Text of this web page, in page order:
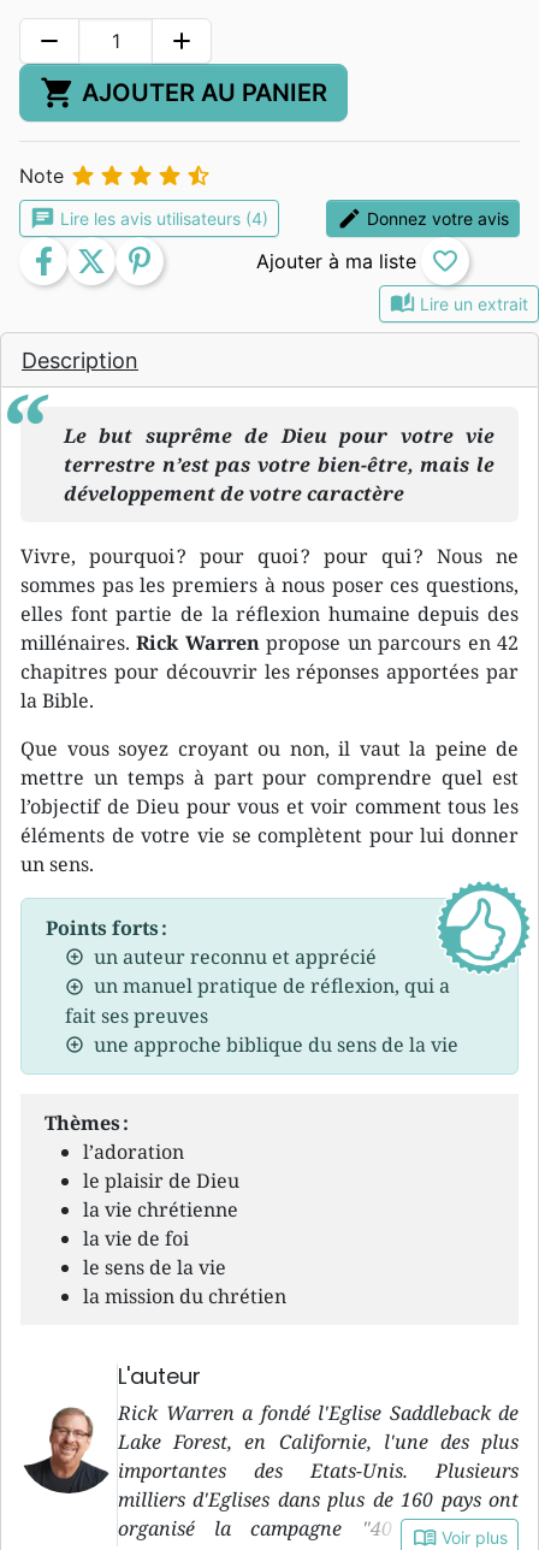
auto_stories Lire un extrait
Description
Le but suprême de Dieu pour votre vie
terrestre n’est pas votre bien-être, mais le
développement de votre caractère
Vivre, pourquoi ? pour quoi ? pour qui ? Nous ne
sommes pas les premiers à nous poser ces questions,
elles font partie de la réflexion humaine depuis des
millénaires.Rick Warrenpropose un parcours en 42
chapitres pour découvrir les réponses apportées par
la Bible.
Que vous soyez croyant ou non, il vaut la peine de
mettre un temps à part pour comprendre quel est
l’objectif de Dieu pour vous et voir comment tous les
éléments de votre vie se complètent pour lui donner
un sens.
Points forts :
un auteur reconnu et apprécié
un manuel pratique de réflexion, qui a
fait ses preuves
une approche biblique du sens de la vie
Thèmes :
l’adoration
le plaisir de Dieu
la vie chrétienne
la vie de foi
le sens de la vie
la mission du chrétien
L'auteur
Rick Warren a fondé l'Eglise Saddleback de
Lake Forest, en Californie, l'une des plus
importantes des Etats-Unis. Plusieurs
milliers d'Eglises dans plus de 160 pays ont
organisé la campagne "40 jours pour
book_open Voir plus
remove add
shopping_cart AJOUTER AU PANIER
Note     
chat Lire les avis utilisateurs (4) edit Donnez votre avis
facebook twitter pinterest favorite_border